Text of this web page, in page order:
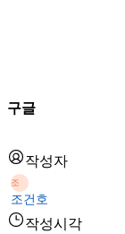
구글
작성자
조
조건호
작성시각